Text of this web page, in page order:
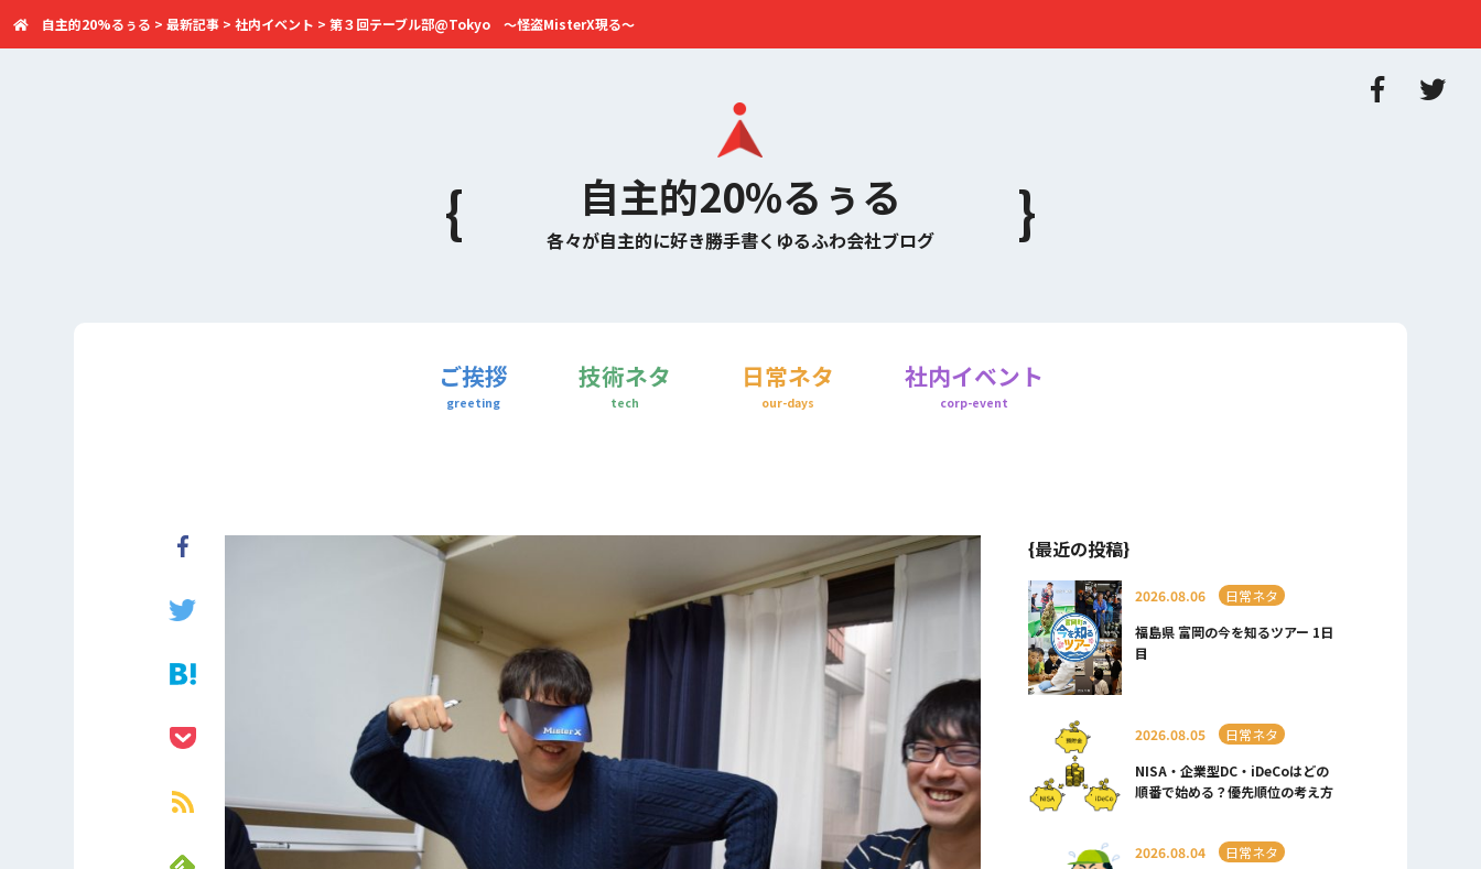
自主的20%るぅる
各々が自主的に好き勝手書くゆるふわ会社ブログ
自主的20%るぅる > 最新記事 > 社内イベント > 第３回テーブル部@Tokyo ～怪盗MisterX現る～
ご挨拶
greeting
技術ネタ
tech
日常ネタ
our-days
社内イベント
corp-event
{最近の投稿}
2026.08.06
日常ネタ
福島県 富岡の今を知るツアー 1日
目
2026.08.05
日常ネタ
NISA・企業型DC・iDeCoはどの
順番で始める？優先順位の考え方
2026.08.04
日常ネタ